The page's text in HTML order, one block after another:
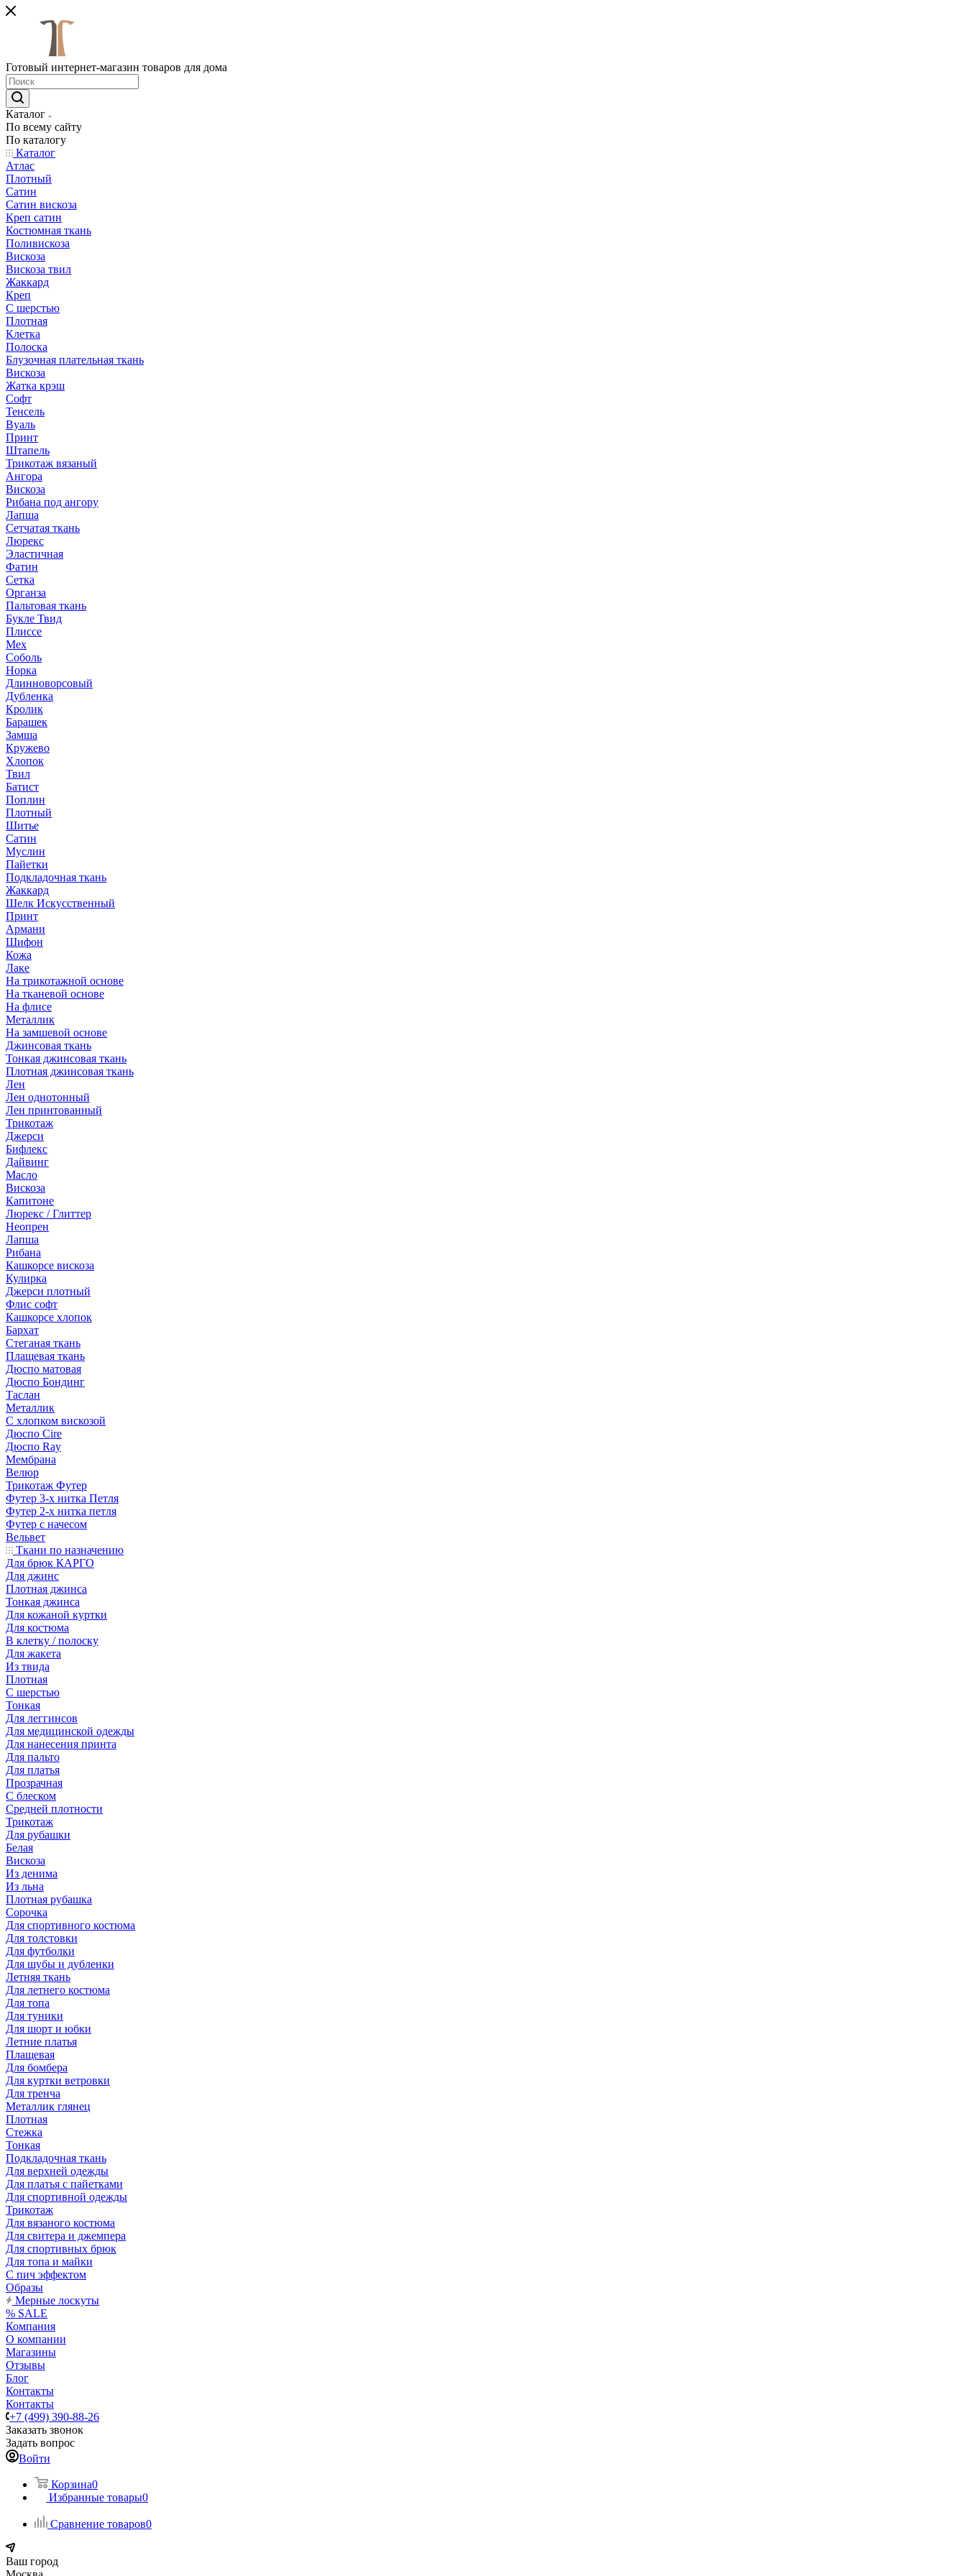
Готовый интернет-магазин товаров для дома
Каталог
По всему сайту
По каталогу
Каталог
Атлас
Плотный
Сатин
Сатин вискоза
Креп сатин
Костюмная ткань
Поливискоза
Вискоза
Вискоза твил
Жаккард
Креп
С шерстью
Плотная
Клетка
Полоска
Блузочная плательная ткань
Вискоза
Жатка крэш
Софт
Тенсель
Вуаль
Принт
Штапель
Трикотаж вязаный
Ангора
Вискоза
Рибана под ангору
Лапша
Сетчатая ткань
Люрекс
Эластичная
Фатин
Сетка
Органза
Пальтовая ткань
Букле Твид
Плиссе
Мех
Соболь
Норка
Длинноворсовый
Дубленка
Кролик
Барашек
Замша
Кружево
Хлопок
Твил
Батист
Поплин
Плотный
Шитье
Сатин
Муслин
Пайетки
Подкладочная ткань
Жаккард
Шелк Искусственный
Принт
Армани
Шифон
Кожа
Лаке
На трикотажной основе
На тканевой основе
На флисе
Металлик
На замшевой основе
Джинсовая ткань
Тонкая джинсовая ткань
Плотная джинсовая ткань
Лен
Лен однотонный
Лен принтованный
Трикотаж
Джерси
Бифлекс
Дайвинг
Масло
Вискоза
Капитоне
Люрекс / Глиттер
Неопрен
Лапша
Рибана
Кашкорсе вискоза
Кулирка
Джерси плотный
Флис софт
Кашкорсе хлопок
Бархат
Стеганая ткань
Плащевая ткань
Дюспо матовая
Дюспо Бондинг
Таслан
Металлик
С хлопком вискозой
Дюспо Cire
Дюспо Ray
Мембрана
Велюр
Трикотаж Футер
Футер 3-х нитка Петля
Футер 2-х нитка петля
Футер с начесом
Вельвет
Ткани по назначению
Для брюк КАРГО
Для джинс
Плотная джинса
Тонкая джинса
Для кожаной куртки
Для костюма
В клетку / полоску
Для жакета
Из твида
Плотная
С шерстью
Тонкая
Для леггинсов
Для медицинской одежды
Для нанесения принта
Для пальто
Для платья
Прозрачная
С блеском
Средней плотности
Трикотаж
Для рубашки
Белая
Вискоза
Из денима
Из льна
Плотная рубашка
Сорочка
Для спортивного костюма
Для толстовки
Для футболки
Для шубы и дубленки
Летняя ткань
Для летнего костюма
Для топа
Для туники
Для шорт и юбки
Летние платья
Плащевая
Для бомбера
Для куртки ветровки
Для тренча
Металлик глянец
Плотная
Стежка
Тонкая
Подкладочная ткань
Для верхней одежды
Для платья с пайетками
Для спортивной одежды
Трикотаж
Для вязаного костюма
Для свитера и джемпера
Для спортивных брюк
Для топа и майки
С пич эффектом
Образы
Мерные лоскуты
% SALE
Компания
О компании
Магазины
Отзывы
Блог
Контакты
Контакты
+7 (499) 390-88-26
Заказать звонок
Задать вопрос
Войти
Корзина0
Избранные товары0
Сравнение товаров0
Ваш город